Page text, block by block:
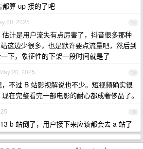
都算 up 接的了吧
17
20, 2025
估计是用户流失有点厉害了，抖音很多那种
这边少很多，也是默许要点流量吧，然后到
下，象征性的下架一段时间就是了
18
May 20, 2025
，不过 B 站影视解说也不少。短视频确实很
在完整看完一部电影的耐心都成奢侈品了。
19
b 站倒了，用户接下来应该都会去 a 站了